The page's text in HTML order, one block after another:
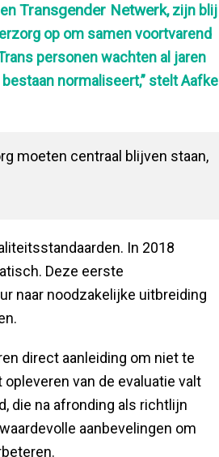
Transgender Netwerk, zijn blij
op om samen voortvarend
personen wachten al jaren
normaliseert,” stelt Aafke
moeten centraal blijven staan,
In 2018
Deze eerste
naar noodzakelijke uitbreiding
direct aanleiding om niet te
van de evaluatie valt
die na afronding als richtlijn
aanbevelingen om